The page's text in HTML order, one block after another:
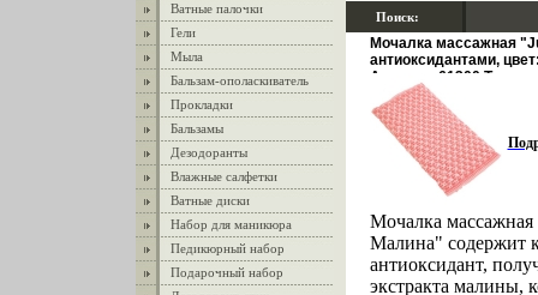
Ватные палочки
Гели
Мыла
Бальзам-ополаскиватель
Прокладки
Бальзамы
Дезодоранты
Влажные салфетки
Ватные диски
Набор для маникюра
Педикюрный набор
Подарочный набор
Поиск:
Мочалка массажная
антиоксидантами,
Артикул: 61300 Товар
инфо 1014r.
Мочалка массажная
Малина" содержит
антиоксидант,
экстракта малины,